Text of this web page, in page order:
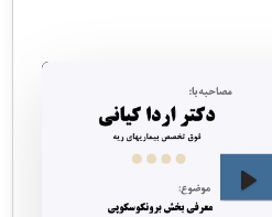
اجرا